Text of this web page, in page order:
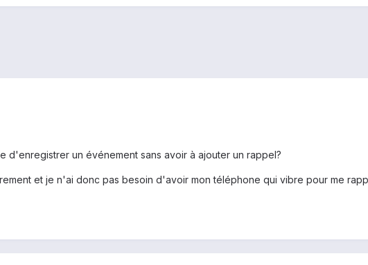
d'enregistrer un événement sans avoir à ajouter un rappel?
et je n'ai donc pas besoin d'avoir mon téléphone qui vibre pour me